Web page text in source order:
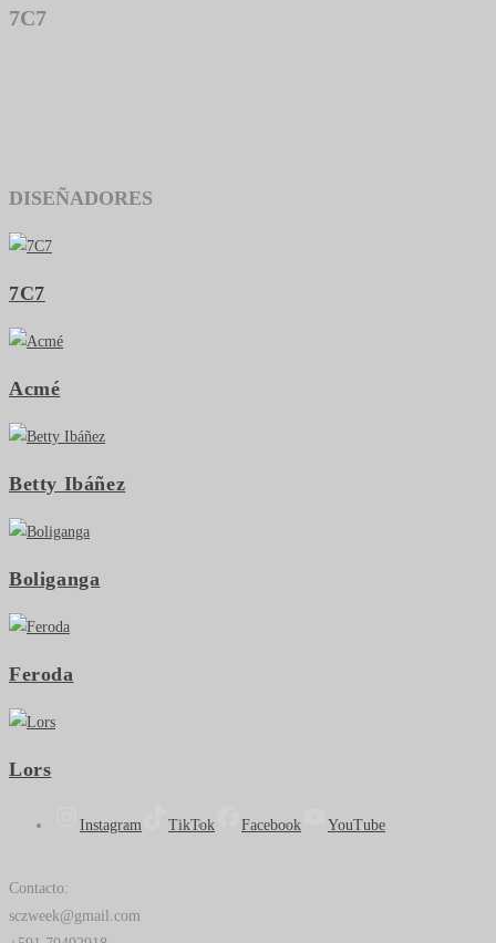
7C7
DISEÑADORES
7C7
Acmé
Betty Ibáñez
Boliganga
Feroda
Lors
Instagram TikTok Facebook YouTube
Contacto:
sczweek@gmail.com